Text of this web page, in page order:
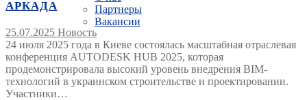
Партнеры
Вакансии
АРКАДА
25.07.2025 Новость
24 июля 2025 года в Киеве состоялась масштабная отраслевая
конференция AUTODESK HUB 2025, которая
продемонстрировала высокий уровень внедрения BIM-
технологий в украинском строительстве и проектировании.
Участники…